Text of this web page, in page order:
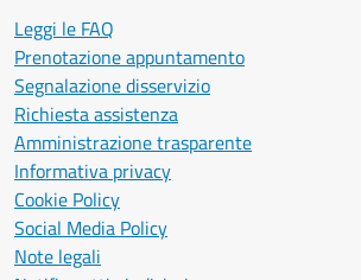
Leggi le FAQ
Prenotazione appuntamento
Segnalazione disservizio
Richiesta assistenza
Amministrazione trasparente
Informativa privacy
Cookie Policy
Social Media Policy
Note legali